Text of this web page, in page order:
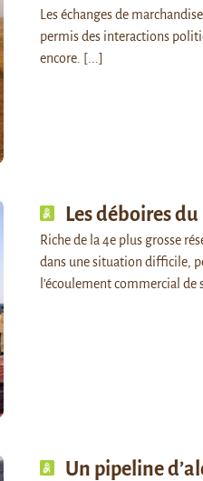
Les échanges de
permis des interactions
encore. [...]
Les déboires
Riche de la 4e plus grosse
dans une situation difficile,
l’écoulement commercial de
Un pipeline